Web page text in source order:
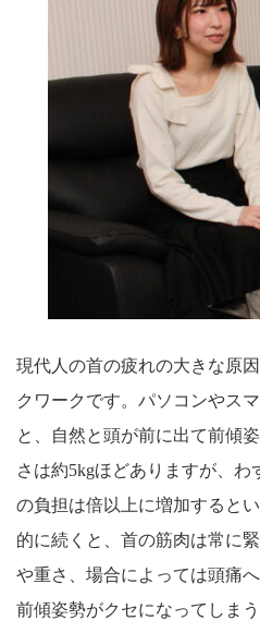
現代人の首の疲れの大きな原
クワークです。パソコンやス
と、自然と頭が前に出て前傾
さは約5kgほどありますが、
の負担は倍以上に増加すると
的に続くと、首の筋肉は常に
や重さ、場合によっては頭痛
前傾姿勢がクセになってしま